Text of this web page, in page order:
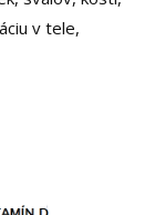
v tele,